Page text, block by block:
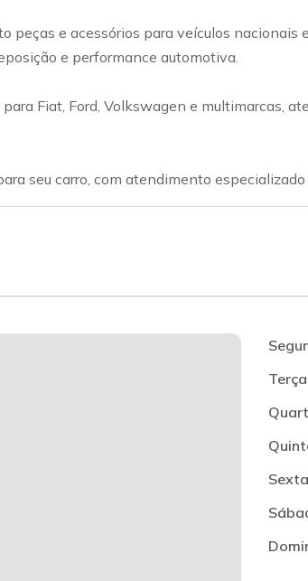
e acessórios para veículos nacionais
e performance automotiva.
Fiat, Ford, Volkswagen e multimarcas,
seu carro, com atendimento
Terça
Sexta